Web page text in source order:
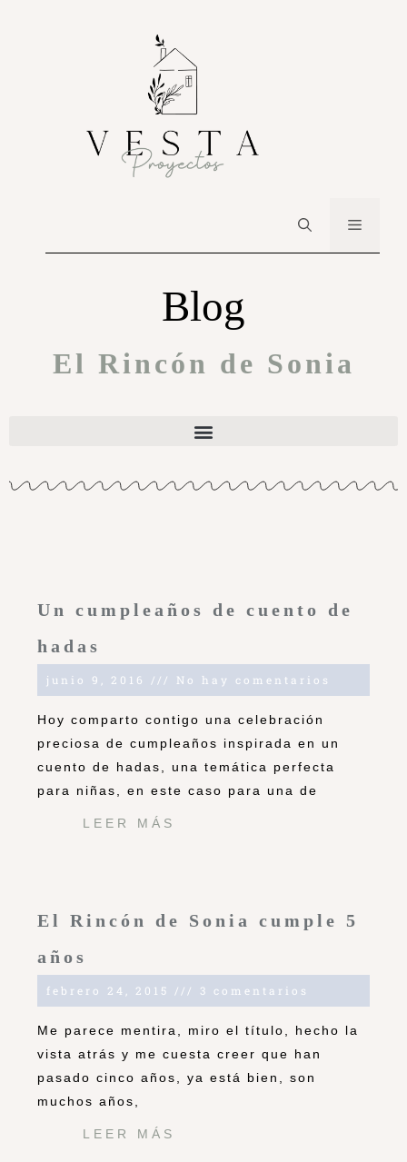
Blog
El Rincón de Sonia
Un cumpleaños de cuento de
hadas
junio 9, 2016 No hay comentarios
Hoy comparto contigo una celebración
preciosa de cumpleaños inspirada en un
cuento de hadas, una temática perfecta
para niñas, en este caso para una de
LEER MÁS
El Rincón de Sonia cumple 5
años
febrero 24, 2015 3 comentarios
Me parece mentira, miro el título, hecho la
vista atrás y me cuesta creer que han
pasado cinco años, ya está bien, son
muchos años,
LEER MÁS